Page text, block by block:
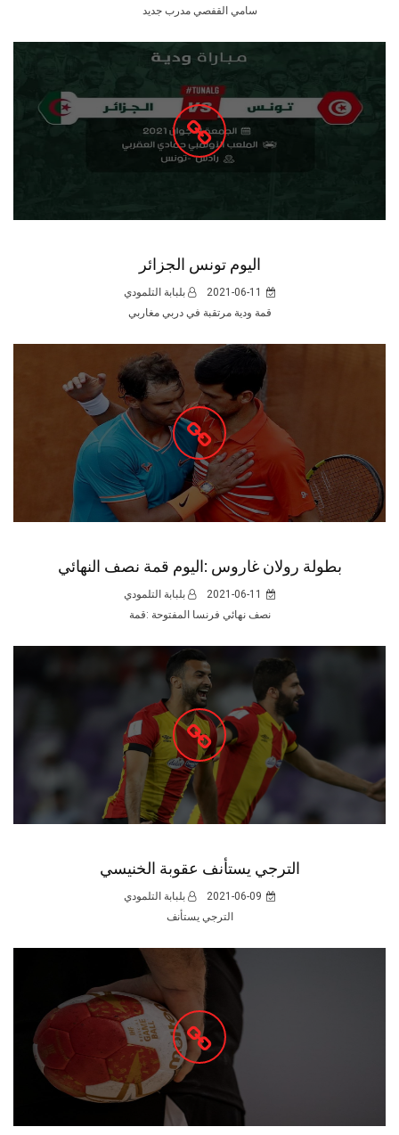
سامي القفصي مدرب جديد
اليوم تونس الجزائر
2021-06-11
بلبابة التلمودي
قمة ودية مرتقبة في دربي مغاربي
بطولة رولان غاروس :اليوم قمة نصف النهائي
2021-06-11
بلبابة التلمودي
نصف نهائي فرنسا المفتوحة :قمة
الترجي يستأنف عقوبة الخنيسي
2021-06-09
بلبابة التلمودي
الترجي يستأنف